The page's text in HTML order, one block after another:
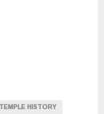
HISTORY